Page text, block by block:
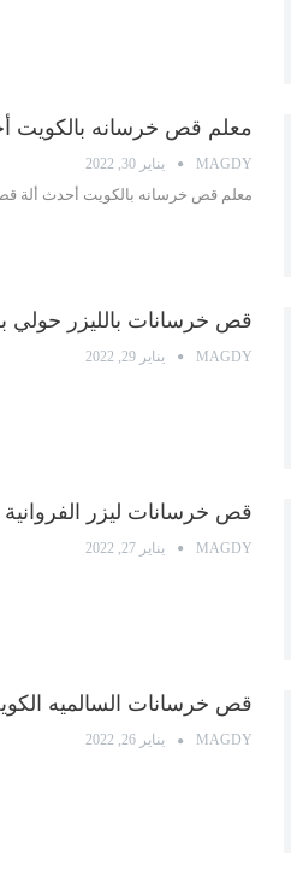
معلم قص خرسانه بالكويت أحدث ألة قص
MAGDY يناير 30, 2022
معلم قص خرسانه بالكويت أحدث ألة قص ليزر 98044110 -
قص خرسانات بالليزر حولي بالكويت 98044110
MAGDY يناير 29, 2022
قص خرسانات ليزر الفروانية 98044110 – 60040378
MAGDY يناير 27, 2022
قص خرسانات السالميه الكويت بالليزر
MAGDY يناير 26, 2022